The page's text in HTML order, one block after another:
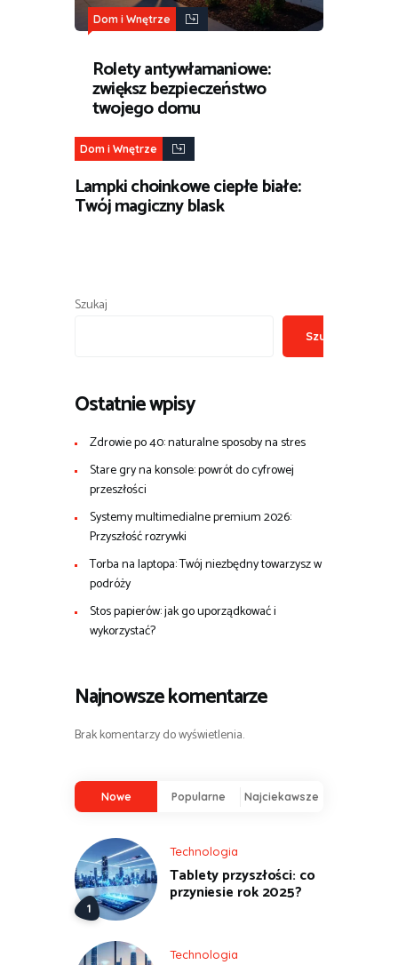
Dom i Wnętrze
Rolety antywłamaniowe:
zwiększ bezpieczeństwo
twojego domu
Dom i Wnętrze
Lampki choinkowe ciepłe białe:
Twój magiczny blask
Szukaj
Szukaj
Ostatnie wpisy
Zdrowie po 40: naturalne sposoby na stres
Stare gry na konsole: powrót do cyfrowej
przeszłości
Systemy multimedialne premium 2026:
Przyszłość rozrywki
Torba na laptopa: Twój niezbędny towarzysz w
podróży
Stos papierów: jak go uporządkować i
wykorzystać?
Najnowsze komentarze
Brak komentarzy do wyświetlenia.
Nowe Popularne Najciekawsze
Technologia
Tablety przyszłości: co
przyniesie rok 2025?
Technologia